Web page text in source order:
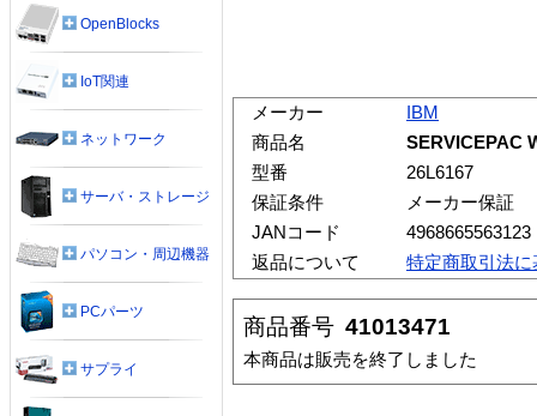
メーカー
IBM
商品名
SERVICEPAC
型番
26L6167
保証条件
メーカー保証
JANコード
4968665563123
返品について
特定商取引法
商品番号 41013471
本商品は販売を終了しました
OpenBlocks
IoT関連
ネットワーク
サーバ・ストレージ
パソコン・周辺機器
PCパーツ
サプライ